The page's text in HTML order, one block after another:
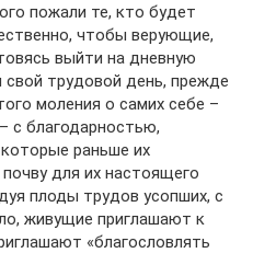
пожали те, кто будет
чтобы верующие,
выйти на дневную
трудовой день, прежде
моления о самих себе –
с благодарностью,
раньше их
для их настоящего
плоды трудов усопших, с
живущие приглашают к
«благословлять